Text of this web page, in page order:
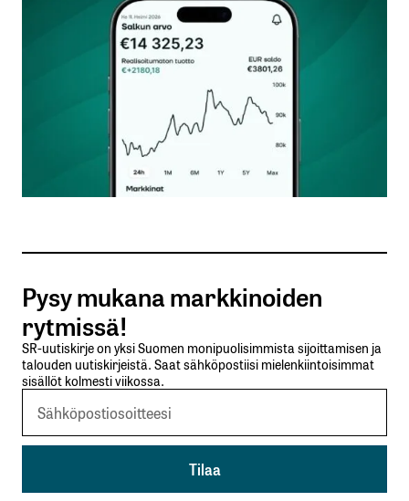
Kommentti*
Nimesi tai nimimerkkisi
Sähköpostiosoitteesi
Tilaa SalkunRakentajan uutiskirje
Lähetä kommentti
Pysy mukana markkinoiden
rytmissä!
SR-uutiskirje on yksi Suomen monipuolisimmista sijoittamisen ja
talouden uutiskirjeistä. Saat sähköpostiisi mielenkiintoisimmat
sisällöt kolmesti viikossa.